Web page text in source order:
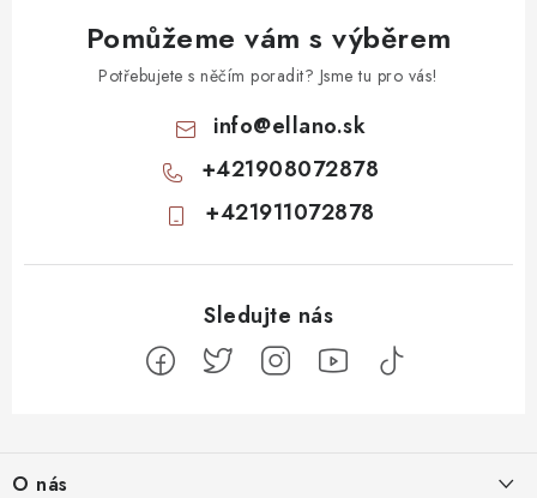
Pomůžeme vám s výběrem
Potřebujete s něčím poradit? Jsme tu pro vás!
info@ellano.sk
+421908072878
+421911072878
O nás